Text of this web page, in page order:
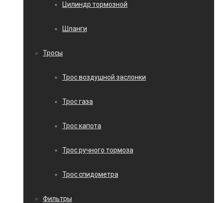
Цилиндр тормозной
Шланги
Тросы
Трос воздушной заслонки
Трос газа
Трос капота
Трос ручного тормоза
Трос спидометра
Фильтры